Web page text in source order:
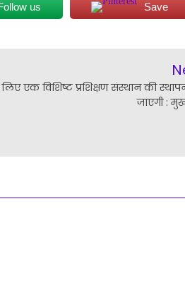
us Save
एक विशिष्ट प्रशिक्षण संस्थान की
जाएगी :